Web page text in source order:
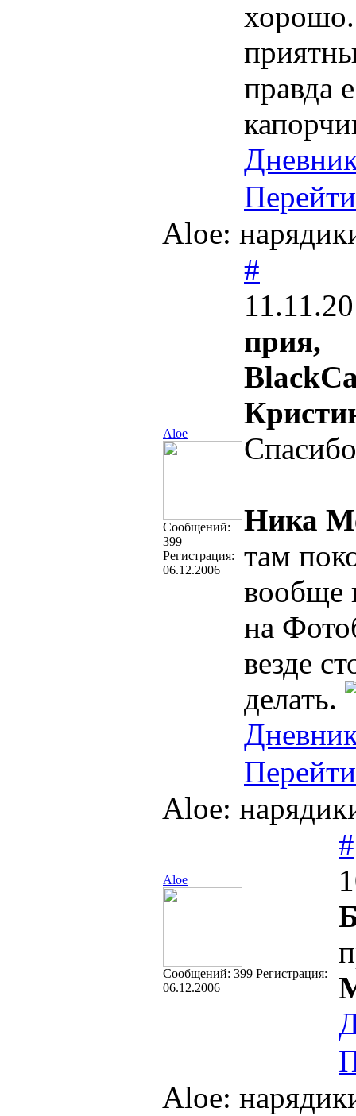
правда
Перейти
Aloe:
Aloe
Cообщений:
399
Регистрация:
06.12.2006
#
прия,
Ника
там
вообще
на
везде
делать.
Перейти
Aloe:
Aloe
Cообщений: 399 Регистрация:
06.12.2006
#
Aloe: